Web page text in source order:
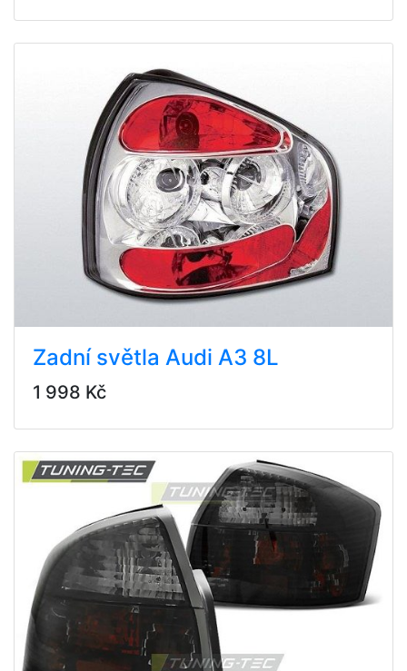
Zadní světla Audi A3 8L
1 998 Kč